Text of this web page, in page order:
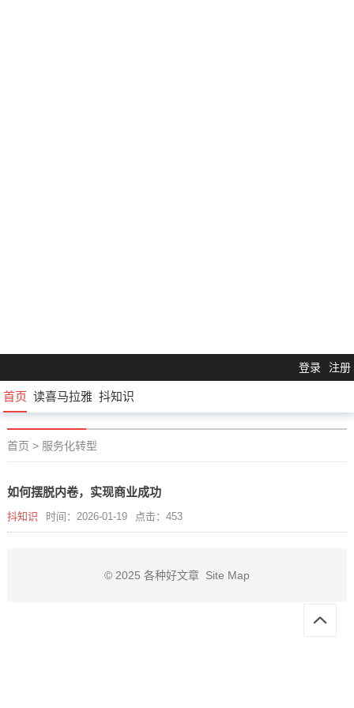
登录 注册
首页 读喜马拉雅 抖知识
首页 > 服务化转型
如何摆脱内卷，实现商业成功
抖知识 时间：2026-01-19 点击：453
© 2025 各种好文章 Site Map